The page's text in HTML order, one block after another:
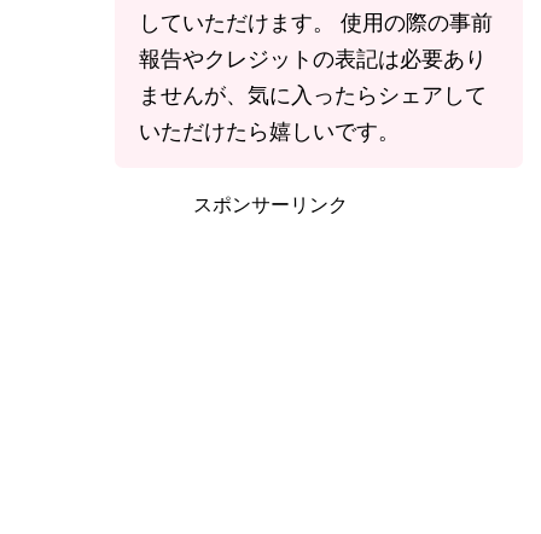
していただけます。 使用の際の事前
報告やクレジットの表記は必要あり
ませんが、気に入ったらシェアして
いただけたら嬉しいです。
スポンサーリンク